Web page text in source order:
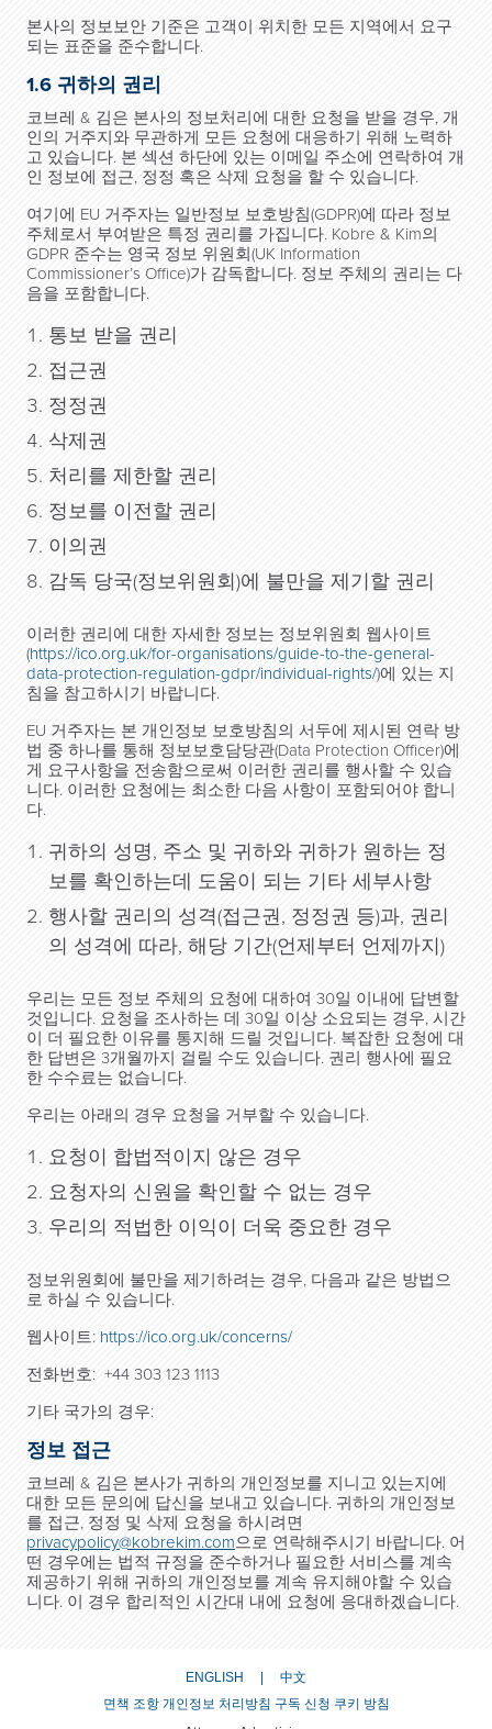
본사의 정보보안 기준은 고객이 위치한 모든 지역에서 요구
되는 표준을 준수합니다.
1.6 귀하의 권리
코브레 & 김은 본사의 정보처리에 대한 요청을 받을 경우, 개
인의 거주지와 무관하게 모든 요청에 대응하기 위해 노력하
고 있습니다. 본 섹션 하단에 있는 이메일 주소에 연락하여 개
인 정보에 접근, 정정 혹은 삭제 요청을 할 수 있습니다.
여기에 EU 거주자는 일반정보 보호방침(GDPR)에 따라 정보
주체로서 부여받은 특정 권리를 가집니다. Kobre & Kim의
GDPR 준수는 영국 정보 위원회(UK Information
Commissioner’s Office)가 감독합니다. 정보 주체의 권리는 다
음을 포함합니다.
통보 받을 권리
접근권
정정권
삭제권
처리를 제한할 권리
정보를 이전할 권리
이의권
감독 당국(정보위원회)에 불만을 제기할 권리
이러한 권리에 대한 자세한 정보는 정보위원회 웹사이트
(https://ico.org.uk/for-organisations/guide-to-the-general-
data-protection-regulation-gdpr/individual-rights/)에 있는 지
침을 참고하시기 바랍니다.
EU 거주자는 본 개인정보 보호방침의 서두에 제시된 연락 방
법 중 하나를 통해 정보보호담당관(Data Protection Officer)에
게 요구사항을 전송함으로써 이러한 권리를 행사할 수 있습
니다. 이러한 요청에는 최소한 다음 사항이 포함되어야 합니
다.
귀하의 성명, 주소 및 귀하와 귀하가 원하는 정
보를 확인하는데 도움이 되는 기타 세부사항
행사할 권리의 성격(접근권, 정정권 등)과, 권리
의 성격에 따라, 해당 기간(언제부터 언제까지)
우리는 모든 정보 주체의 요청에 대하여 30일 이내에 답변할
것입니다. 요청을 조사하는 데 30일 이상 소요되는 경우, 시간
이 더 필요한 이유를 통지해 드릴 것입니다. 복잡한 요청에 대
한 답변은 3개월까지 걸릴 수도 있습니다. 권리 행사에 필요
한 수수료는 없습니다.
우리는 아래의 경우 요청을 거부할 수 있습니다.
요청이 합법적이지 않은 경우
요청자의 신원을 확인할 수 없는 경우
우리의 적법한 이익이 더욱 중요한 경우
정보위원회에 불만을 제기하려는 경우, 다음과 같은 방법으
로 하실 수 있습니다.
웹사이트: https://ico.org.uk/concerns/
전화번호: +44 303 123 1113
기타 국가의 경우:
정보 접근
코브레 & 김은 본사가 귀하의 개인정보를 지니고 있는지에
대한 모든 문의에 답신을 보내고 있습니다. 귀하의 개인정보
를 접근, 정정 및 삭제 요청을 하시려면
privacypolicy@kobrekim.com으로 연락해주시기 바랍니다. 어
떤 경우에는 법적 규정을 준수하거나 필요한 서비스를 계속
제공하기 위해 귀하의 개인정보를 계속 유지해야할 수 있습
니다. 이 경우 합리적인 시간대 내에 요청에 응대하겠습니다.
ENGLISH
中文
면책 조항 개인정보 처리방침 구독 신청 쿠키 방침